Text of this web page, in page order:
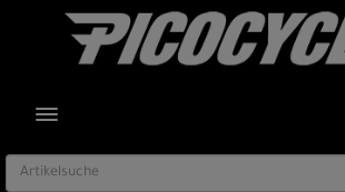
TOGGLE NAVIGATION